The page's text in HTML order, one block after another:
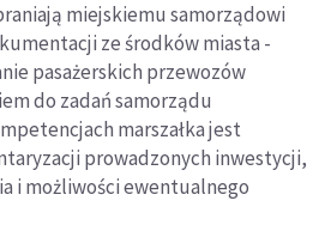
miejskiemu samorządowi
ze środków miasta -
pasażerskich przewozów
do zadań samorządu
marszałka jest
prowadzonych inwestycji,
i możliwości ewentualnego